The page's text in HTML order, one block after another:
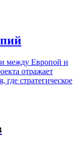
между Европой и
отражает
где стратегическое